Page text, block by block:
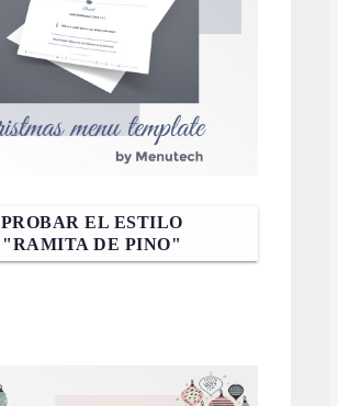
PROBAR EL ESTILO
"RAMITA DE PINO"